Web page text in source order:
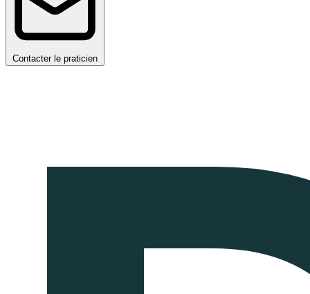
Contacter le praticien